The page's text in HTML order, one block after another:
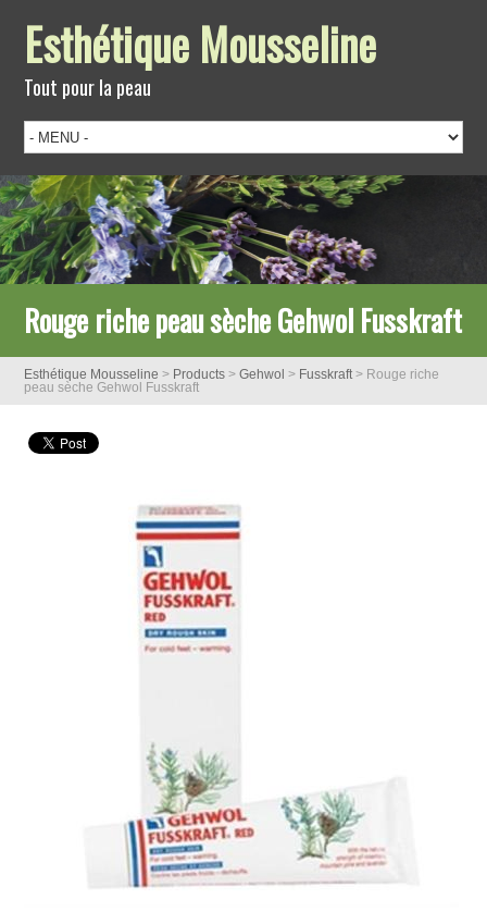
Esthétique Mousseline
Tout pour la peau
Rouge riche peau sèche Gehwol Fusskraft
Esthétique Mousseline > Products >Gehwol > Fusskraft > Rouge riche
peau sèche Gehwol Fusskraft